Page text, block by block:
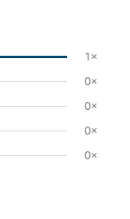
1×
0×
0×
0×
0×